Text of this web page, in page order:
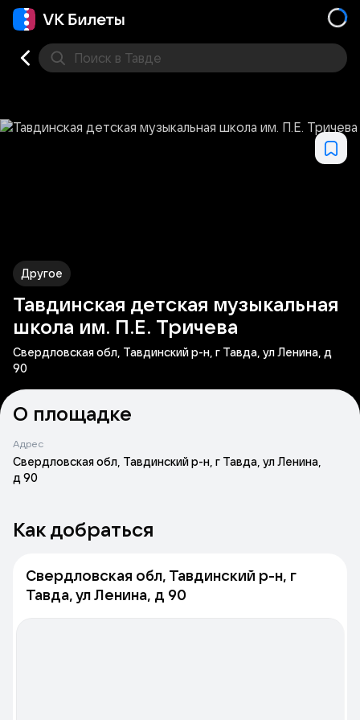
Поиск в Тавде
Другое
Тавдинская детская музыкальная
школа им. П.Е. Тричева
Свердловская обл, Тавдинский р-н, г Тавда, ул Ленина, д
90
О площадке
Адрес
Свердловская обл, Тавдинский р-н, г Тавда, ул Ленина,
д 90
Как добраться
Свердловская обл, Тавдинский р-н, г
Тавда, ул Ленина, д 90